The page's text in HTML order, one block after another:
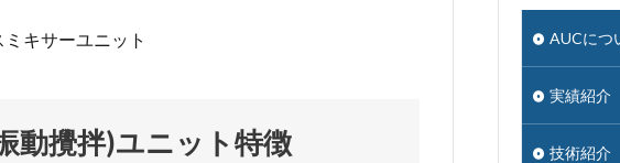
キサーユニット
動攪拌)ユニット特徴
AUCにつ
実績紹介
技術紹介